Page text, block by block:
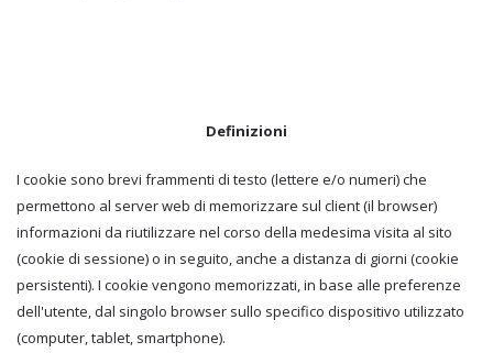
Definizioni
I cookie sono brevi frammenti di testo (lettere e/o numeri) che
permettono al server web di memorizzare sul client (il browser)
informazioni da riutilizzare nel corso della medesima visita al sito
(cookie di sessione) o in seguito, anche a distanza di giorni (cookie
persistenti). I cookie vengono memorizzati, in base alle preferenze
dell'utente, dal singolo browser sullo specifico dispositivo utilizzato
(computer, tablet, smartphone).